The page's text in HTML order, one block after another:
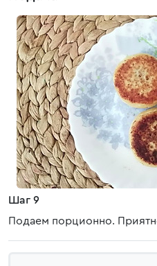
Шаг 9
Подаем порционно.